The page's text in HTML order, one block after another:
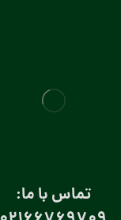
تماس با ما: